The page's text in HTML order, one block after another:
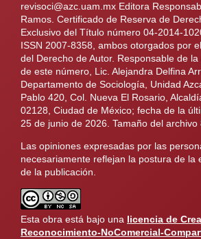
revisoci@azc.uam.mx Editora
Ramos. Certificado de Reserva de
Exclusivo del Título número 04-2014-
ISSN 2007-8358, ambos otorgados por
del Derecho de Autor. Responsable de
de este número, Lic. Alejandra Delfina
Departamento de Sociología, Unidad
Pablo 420, Col. Nueva El Rosario,
02128, Ciudad de México; fecha de la
25 de junio de 2026. Tamaño del archivo
Las opiniones expresadas por las
necesariamente reflejan la postura de la
de la publicación.
Esta obra está bajo una licencia de
Reconocimiento-NoComercial-